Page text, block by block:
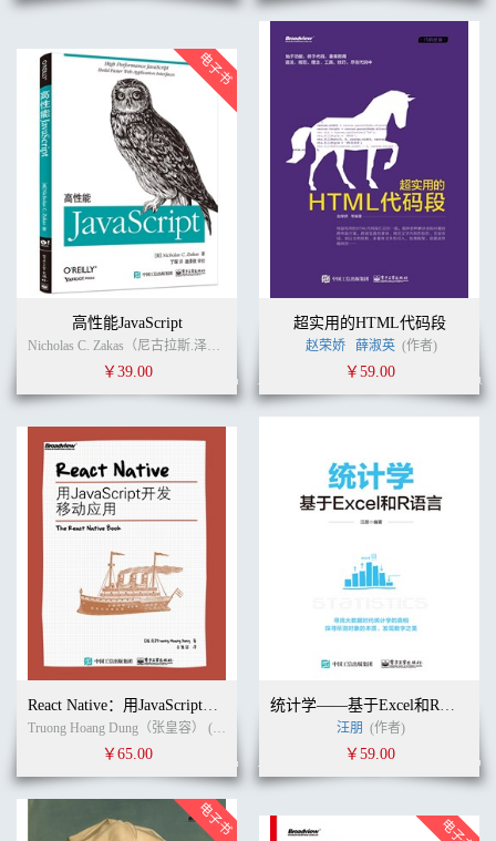
高性能JavaScript
Nicholas C. Zakas（尼古拉斯.泽卡斯） (作者) 丁琛 丁琛 (译者)
￥39.00
超实用的HTML代码段
赵荣娇 薛淑英 (作者)
￥59.00
React Native：用JavaScript开发移动应用
Truong Hoang Dung（张皇容） (作者)
￥65.00
统计学——基于Excel和R语言
汪朋 (作者)
￥59.00